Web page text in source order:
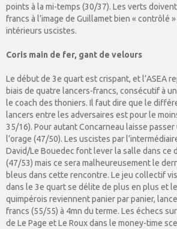
points à la mi-temps (30/37). Les verts
francs à l’image de Guillamet bien « contrôlé
intérieurs uscistes.
Coris main de fer, gant de velours
Le début de 3e quart est crispant, et l’ASEA
biais de quatre lancers-francs, consécutif à
le coach des thoniers. Il faut dire que le
lancers entre les adversaires est pour le
35/16). Pour autant Concarneau laisse
l’orage (47/50). Les uscistes par
David/Le Bouedec font lever la salle dans ce
(47/53) mais ce sera malheureusement le
bleus dans cette rencontre. Le jeu collectif
dans le 3e quart se délite de plus en plus et
quimpérois reviennent panier par panier,
francs (55/55) à 4mn du terme. Les échecs
de Le Page et Le Roux dans le money-time